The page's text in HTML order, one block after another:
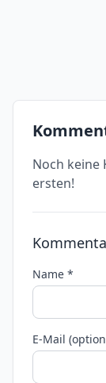
Noch keine
ersten!
Name *
E-Mail